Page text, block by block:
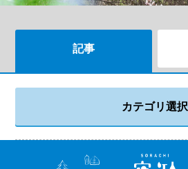
記事
カテゴリ選択